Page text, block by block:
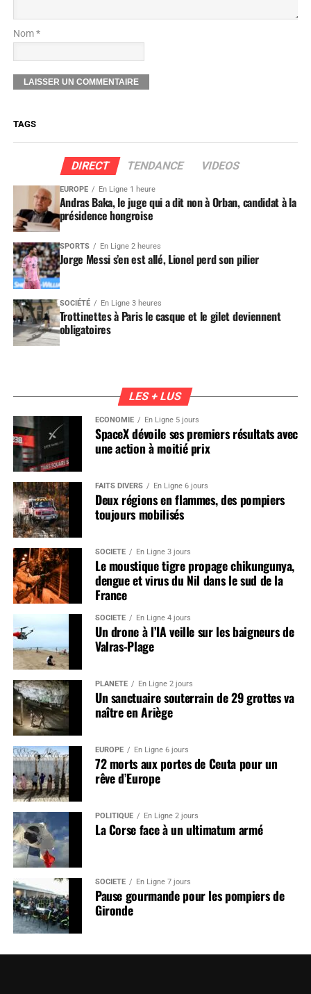
Nom *
TAGS
DIRECT TENDANCE VIDEOS
EUROPE En Ligne 1 heure
Andras Baka, le juge qui a dit non à Orban, candidat à la
présidence hongroise
SPORTS En Ligne 2 heures
Jorge Messi s’en est allé, Lionel perd son pilier
SOCIÉTÉ En Ligne 3 heures
Trottinettes à Paris le casque et le gilet deviennent
obligatoires
LES + LUS
ÉCONOMIE En Ligne 5 jours
SpaceX dévoile ses premiers résultats avec
une action à moitié prix
FAITS DIVERS En Ligne 6 jours
Deux régions en flammes, des pompiers
toujours mobilisés
SOCIÉTÉ En Ligne 3 jours
Le moustique tigre propage chikungunya,
dengue et virus du Nil dans le sud de la
France
SOCIÉTÉ En Ligne 4 jours
Un drone à l’IA veille sur les baigneurs de
Valras-Plage
PLANÈTE En Ligne 2 jours
Un sanctuaire souterrain de 29 grottes va
naître en Ariège
EUROPE En Ligne 6 jours
72 morts aux portes de Ceuta pour un
rêve d’Europe
POLITIQUE En Ligne 2 jours
La Corse face à un ultimatum armé
SOCIÉTÉ En Ligne 7 jours
Pause gourmande pour les pompiers de
Gironde